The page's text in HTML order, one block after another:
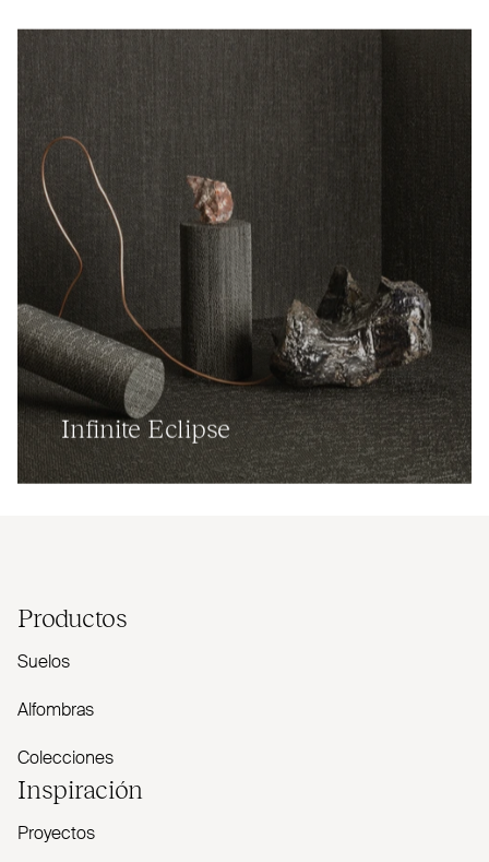
Infinite Eclipse
Productos
Suelos
Alfombras
Colecciones
Inspiración
Proyectos